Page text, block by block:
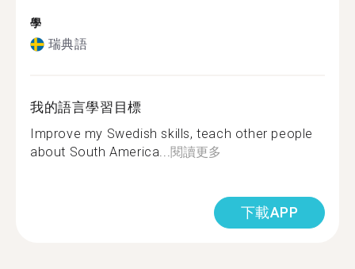
學
瑞典語
我的語言學習目標
Improve my Swedish skills, teach other people
about South America...閱讀更多
下載APP